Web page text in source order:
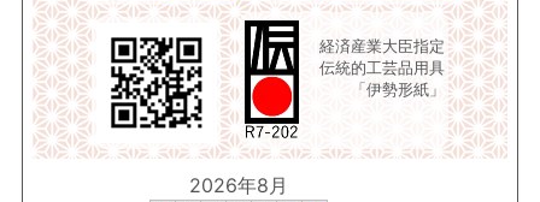
経済産業大臣指定
伝統的工芸品用具
「伊勢形紙」
2026年8月